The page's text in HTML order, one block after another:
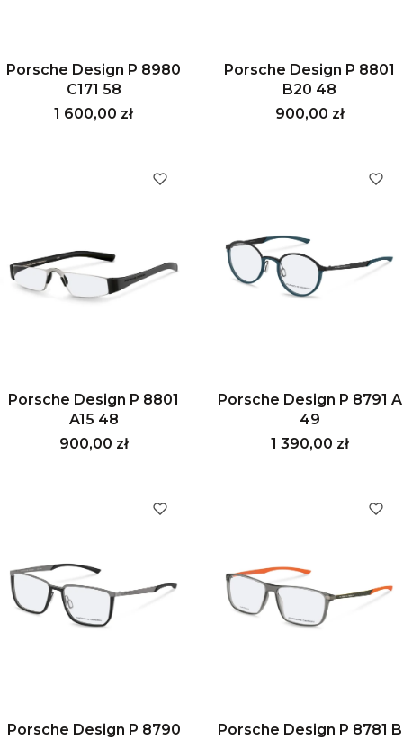
Porsche Design P 8980
C171 58
Cena
1 600,00 zł
Porsche Design P 8801
B20 48
Cena
900,00 zł
Porsche Design P 8801
A15 48
Cena
900,00 zł
Porsche Design P 8791 A
49
Cena
1 390,00 zł
Porsche Design P 8790
Porsche Design P 8781 B